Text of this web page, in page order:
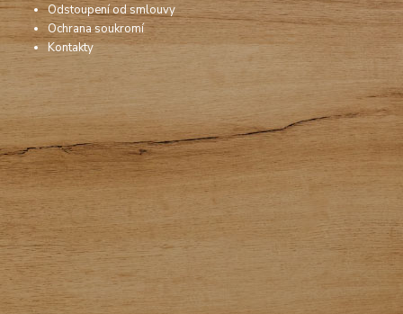
Odstoupení od smlouvy
Ochrana soukromí
Kontakty